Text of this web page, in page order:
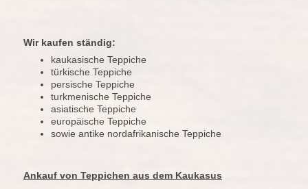
Wir kaufen ständig:
kaukasische Teppiche
türkische Teppiche
persische Teppiche
turkmenische Teppiche
asiatische Teppiche
europäische Teppiche
sowie antike nordafrikanische Teppiche
Ankauf von Teppichen aus dem Kaukasus